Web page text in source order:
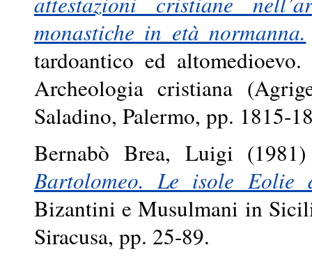
monastiche in età normanna.
tardoantico ed
Archeologia cristiana
Saladino, Palermo, pp. 1815-
Bernabò Brea, Luigi
Bartolomeo. Le isole
Bizantini e Musulmani in
Siracusa, pp. 25-89.